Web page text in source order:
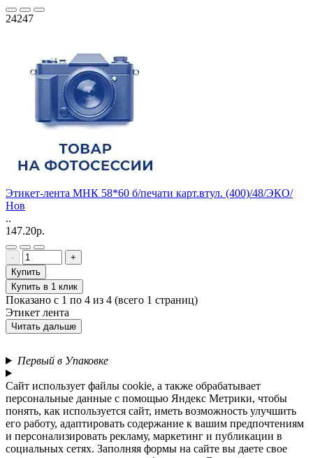
24247
Этикет-лента МНК 58*60 б/печати карт.втул. (400)/48/ЭКО/
Нов
..
147.20р.
-
+
Купить
Купить в 1 клик
Показано с 1 по 4 из 4 (всего 1 страниц)
Этикет лента
Читать дальше
Первый в Упаковке
Сайт использует файлы cookie, а также обрабатывает
персональные данные с помощью Яндекс Метрики, чтобы
понять, как используется сайт, иметь возможность улучшить
его работу, адаптировать содержание к вашим предпочтениям
и персонализировать рекламу, маркетинг и публикации в
социальных сетях. Заполняя формы на сайте вы даете свое